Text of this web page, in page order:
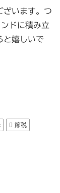
ざいます。つ
ドに積み立
と嬉しいで
節税